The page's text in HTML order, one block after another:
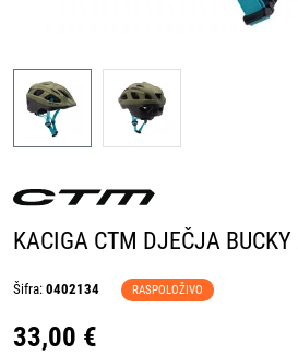
KACIGA CTM DJEČJA BUCKY
Šifra: 0402134 RASPOLOŽIVO
33,00 €